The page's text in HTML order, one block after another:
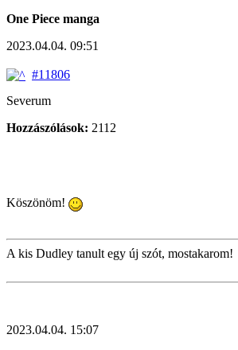
One Piece manga
2023.04.04. 09:51
#11806
Severum
Hozzászólások: 2112
Köszönöm!
A kis Dudley tanult egy új szót, mostakarom!
2023.04.04. 15:07